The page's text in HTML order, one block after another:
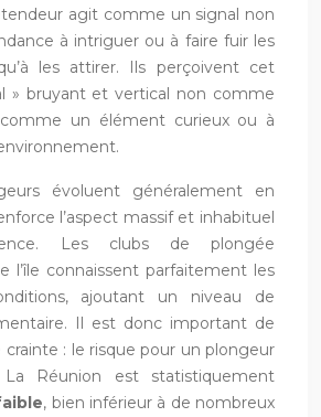
agit comme un signal non
à intriguer ou à faire fuir les
les attirer. Ils perçoivent cet
» bruyant et vertical non comme
un élément curieux ou à
évoluent généralement en
l’aspect massif et inhabituel
Les clubs de plongée
l’île connaissent parfaitement les
ajoutant un niveau de
Il est donc important de
crainte : le risque pour un plongeur
Réunion est statistiquement
, bien inférieur à de nombreux